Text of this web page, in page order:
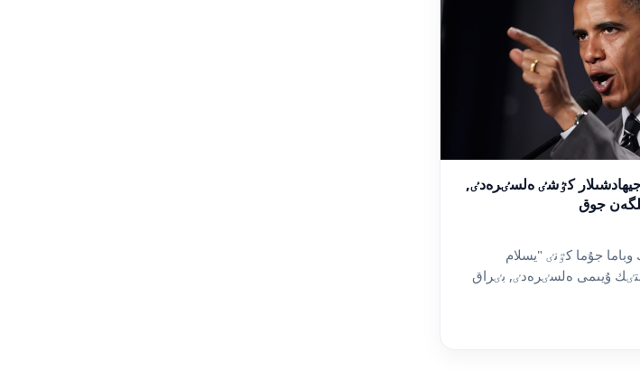
جيھادشىلار كٷشٸ ەلسٸرەدٸ,
جوق
وباما جۇما كٷنٸ "يسلام
ۇيىمى ەلسٸرەدٸ, بٸراق